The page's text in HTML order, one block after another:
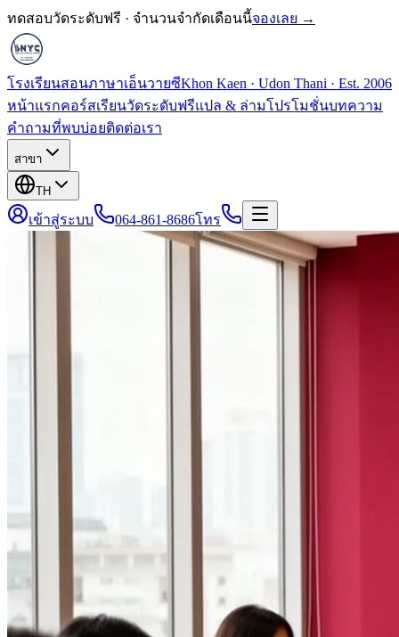
ทดสอบวัดระดับฟรี · จำนวนจำกัดเดือนนี้จองเลย →
โรงเรียนสอนภาษาเอ็นวายซีKhon Kaen · Udon Thani · Est. 2006
หน้าแรกคอร์สเรียนวัดระดับฟรีแปล & ล่ามโปรโมชั่นบทความ
คำถามที่พบบ่อยติดต่อเรา
สาขา
TH
เข้าสู่ระบบ 064-861-8686โทร